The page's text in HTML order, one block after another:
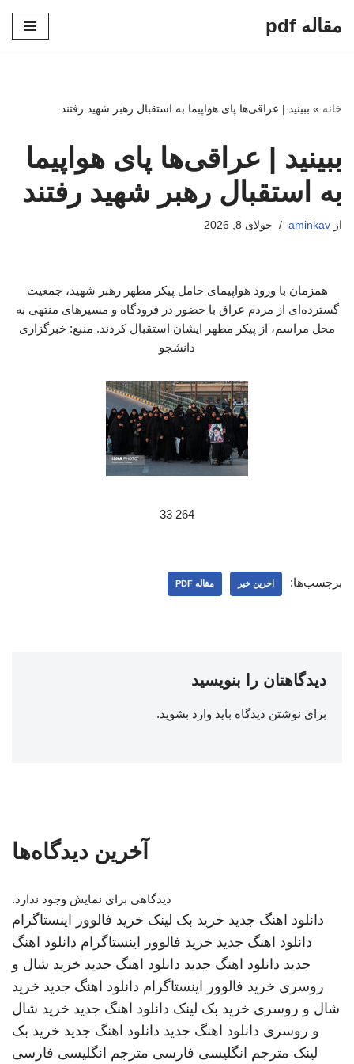
مقاله pdf
خانه » ببینید | عراقی‌ها پای هواپیما به استقبال رهبر شهید رفتند
ببینید | عراقی‌ها پای هواپیما
به استقبال رهبر شهید رفتند
از aminkav جولای 8, 2026
همزمان با ورود هواپیمای حامل پیکر مطهر رهبر شهید، جمعیت
گسترده‌ای از مردم عراق با حضور در فرودگاه و مسیرهای منتهی به
محل مراسم، از پیکر مطهر ایشان استقبال کردند. منبع: خبرگزاری
دانشجو
264 33
برچسب‌ها: اخرین خبر مقاله PDF
دیدگاهتان را بنویسید
برای نوشتن دیدگاه باید وارد بشوید.
آخرین دیدگاه‌ها
دیدگاهی برای نمایش وجود ندارد.
دانلود اهنگ جدید خرید بک لینک خرید فالوور اینستاگرام
دانلود اهنگ جدید خرید فالوور اینستاگرام دانلود اهنگ
جدید دانلود اهنگ جدید دانلود اهنگ جدید خرید شال و
روسری خرید فالوور اینستاگرام دانلود اهنگ جدید خرید
شال و روسری خرید بک لینک دانلود اهنگ جدید خرید شال
و روسری دانلود اهنگ جدید دانلود اهنگ جدید خرید بک
لینک مترجم انگلیسی فارسی مترجم انگلیسی فارسی